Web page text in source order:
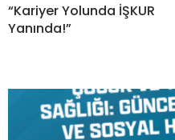
“Kariyer Yolunda İŞKUR
Yanında!”